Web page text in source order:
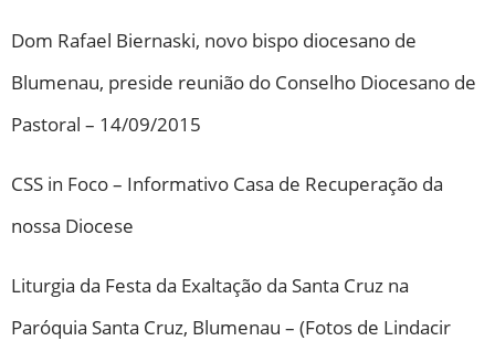
Dom Rafael Biernaski, novo bispo diocesano de
Blumenau, preside reunião do Conselho Diocesano de
Pastoral – 14/09/2015
CSS in Foco – Informativo Casa de Recuperação da
nossa Diocese
Liturgia da Festa da Exaltação da Santa Cruz na
Paróquia Santa Cruz, Blumenau – (Fotos de Lindacir